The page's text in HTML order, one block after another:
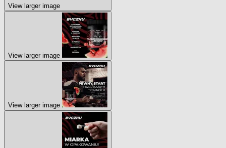
View larger image
View larger image
View larger image